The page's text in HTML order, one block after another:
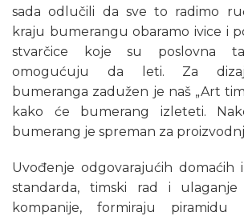
sada odlučili da sve to radimo
kraju bumerangu obaramo ivice i
stvarčice koje su poslovna
omogućuju da leti. Za
bumeranga zadužen je naš „Art
kako će bumerang izleteti.
bumerang je spreman za
Uvođenje odgovarajućih domaćih
standarda, timski rad i ulaganje
kompanije, formiraju piramidu